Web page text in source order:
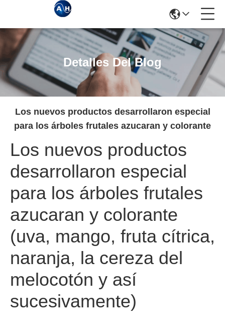
Detalles Del Blog
Los nuevos productos desarrollaron especial
para los árboles frutales azucaran y colorante
Los nuevos productos
desarrollaron especial
para los árboles frutales
azucaran y colorante
(uva, mango, fruta cítrica,
naranja, la cereza del
melocotón y así
sucesivamente)